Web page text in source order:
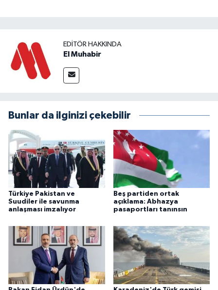
EDITÖR HAKKINDA
El Muhabir
Bunlar da ilginizi çekebilir
Türkiye Pakistan ve
Suudiler ile savunma
anlaşması imzalıyor
Beş partiden ortak
açıklama: Abhazya
pasaportları tanınsın